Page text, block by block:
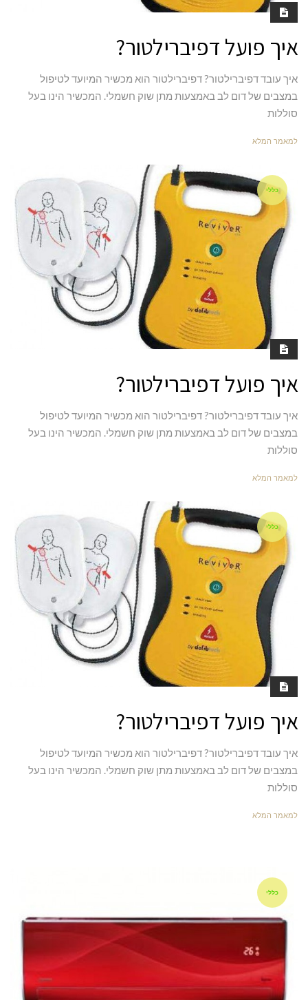
איך פועל דפיברילטור?
איך עובד דפיברילטור? דפיברילטור הוא מכשיר המיועד לטיפול
במצבים של דום לב באמצעות מתן שוק חשמלי. המכשיר הינו בעל
סוללות
למאמר המלא
כללי
איך פועל דפיברילטור?
איך עובד דפיברילטור? דפיברילטור הוא מכשיר המיועד לטיפול
במצבים של דום לב באמצעות מתן שוק חשמלי. המכשיר הינו בעל
סוללות
למאמר המלא
כללי
איך פועל דפיברילטור?
איך עובד דפיברילטור? דפיברילטור הוא מכשיר המיועד לטיפול
במצבים של דום לב באמצעות מתן שוק חשמלי. המכשיר הינו בעל
סוללות
למאמר המלא
כללי